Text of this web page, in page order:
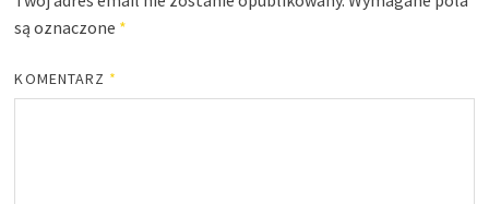
są oznaczone *
KOMENTARZ *